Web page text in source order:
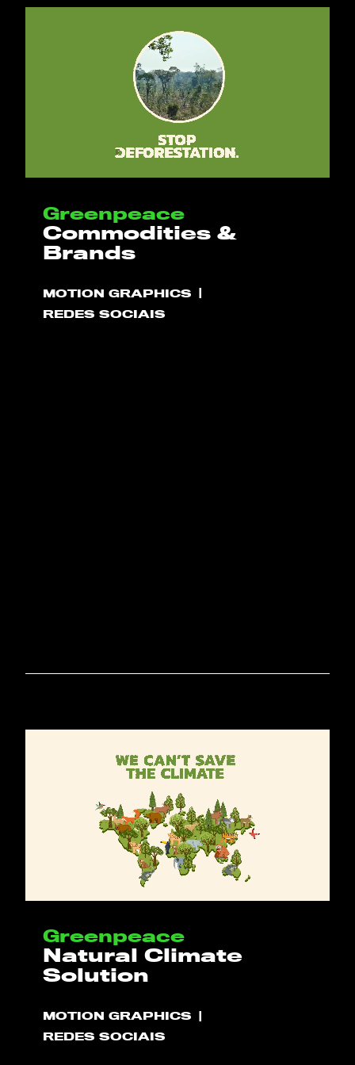
Greenpeace
Commodities &
Brands
MOTION GRAPHICS
REDES SOCIAIS
Greenpeace
Natural Climate
Solution
MOTION GRAPHICS
REDES SOCIAIS